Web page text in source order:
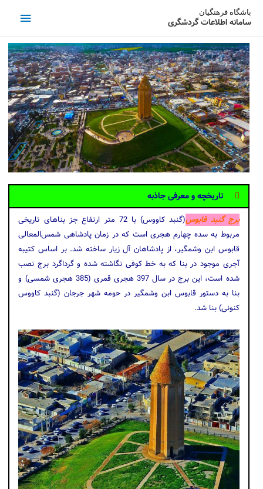
باشگاه فرهنگیان
سامانه اطلاعات گردشگری
تاریخچه و معرفی جاذبه
برج گنبد قابوس
(گنبد کاووس) با 72 متر ارتفاع جز بناهای تاریخی
مربوط به سده‌ چهارم هجری است که در زمان پادشاهی شمس‌المعالی
قابوس ابن وشمگیر، از پادشاهان آل زیار ساخته شد. بر اساس کتیبه‌
آجری موجود در بنا که به خط کوفی نگاشته شده و گرداگرد برج نصب
شده است، این برج در سال 397 هجری قمری (385 هجری شمسی) و
بنا به دستور قابوس ابن وشمگیر در حومه شهر جرجان (گنبد کاووس
کنونی) بنا شد.